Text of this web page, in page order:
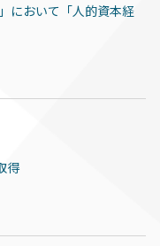
において「人的資本経
得